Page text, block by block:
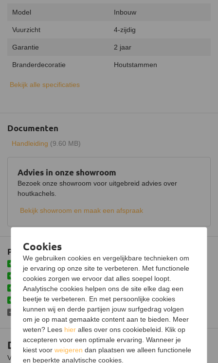
Dimplex Cassette 1000R
Voeg meer sfeer aan de gewenste ruimte toe met de Dimplex
Plus- en minpunten
Met geluidsmodule
Koppelbaar met andere 1000R modellen
Eenvoudige bediening
Inclusief afstandsbediening
Niet voorzien van verwarmfunctie
Advies in onze showroom
Bezoek onze showroom voor uitgebreid advies over
houtkachels.
Bekijk showroom en maak een afspraak
Model Inbouw
Vuurzicht 4-zijdig
Garantie 2 jaar
Branderdecoratie Houtstammen
Afstandsbediening
Lichtmodule LED
Kabellengte 1,5 meter
Kleureffect instelbaar
Afmetingen (B x D x H) 101 x 20 x 30 cm
Afmetingen vuurzicht (B x D x
99 x 20 cm
Gewicht 18 kg
Bekijk alle specificaties
Documenten
Handleiding (9.60 MB)
Cookies
We gebruiken cookies en vergelijkbare technieken om
je ervaring op onze site te verbeteren. Met functionele
cookies zorgen we ervoor dat alles soepel loopt.
Analytische cookies helpen ons de site elke dag een
beetje te verbeteren. En met persoonlijke cookies
kunnen wij en derde partijen jouw surfgedrag volgen
om je op maat gemaakte content aan te bieden. Meer
weten? Lees hier alles over ons cookiebeleid. Klik op
accepteren voor een optimale ervaring. Wanneer je
kiest voorweigeren dan plaatsen we alleen functionele
en beperkte analytische cookies.